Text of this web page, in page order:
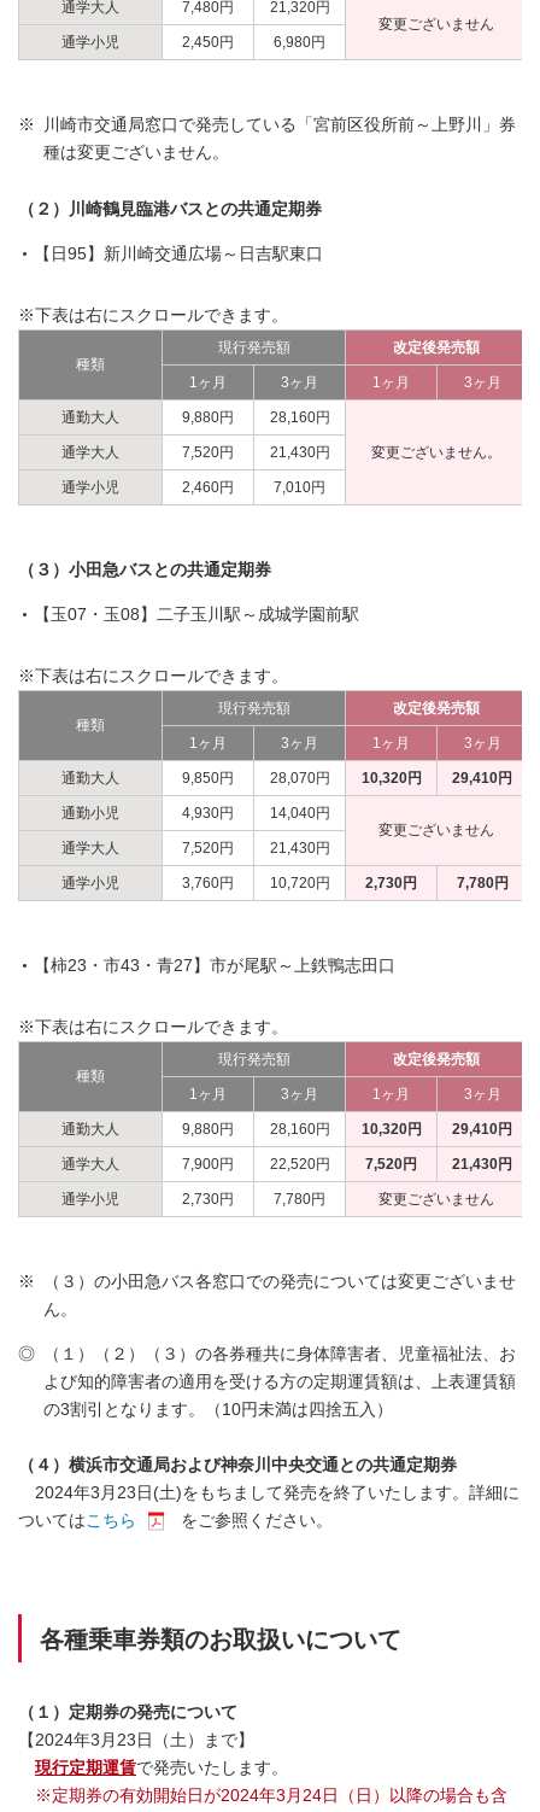
通学大人 7,480円
21,320円
変更ございません
通学小児
2,450円 6,980円
※
川崎市交通局窓口で発売している「宮前区役所前～上野川」券
種は変更ございません。
（２）川崎鶴見臨港バスとの共通定期券
【日95】新川崎交通広場～日吉駅東口
※下表は右にスクロールできます。
種類
現行発売額 改定後発売額
1ヶ月 3ヶ月 1ヶ月 3ヶ月
通勤大人 9,880円 28,160円
変更ございません。
通学大人 7,520円 21,430円
通学小児 2,460円 7,010円
（３）小田急バスとの共通定期券
【玉07・玉08】二子玉川駅～成城学園前駅
※下表は右にスクロールできます。
種類
現行発売額 改定後発売額
1ヶ月 3ヶ月 1ヶ月 3ヶ月
通勤大人 9,850円 28,070円 10,320円 29,410円
通勤小児 4,930円
14,040円
変更ございません
通学大人
7,520円 21,430円
通学小児 3,760円 10,720円 2,730円 7,780円
【柿23・市43・青27】市が尾駅～上鉄鴨志田口
※下表は右にスクロールできます。
種類
現行発売額 改定後発売額
1ヶ月 3ヶ月 1ヶ月 3ヶ月
通勤大人 9,880円 28,160円 10,320円 29,410円
通学大人 7,900円 22,520円 7,520円 21,430円
通学小児 2,730円 7,780円 変更ございません
※
（３）の小田急バス各窓口での発売については変更ございませ
ん。
◎
（１）（２）（３）の各券種共に身体障害者、児童福祉法、お
よび知的障害者の適用を受ける方の定期運賃額は、上表運賃額
の3割引となります。（10円未満は四捨五入）
（４）横浜市交通局および神奈川中央交通との共通定期券
2024年3月23日(土)をもちまして発売を終了いたします。詳細に
ついてはこちら をご参照ください。
各種乗車券類のお取扱いについて
（１）定期券の発売について
【2024年3月23日（土）まで】
現行定期運賃で発売いたします。
※定期券の有効開始日が2024年3月24日（日）以降の場合も含